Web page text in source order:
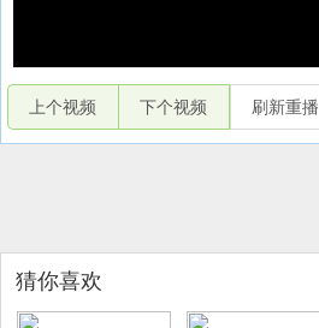
上个视频 下个视频 刷新重播
猜你喜欢